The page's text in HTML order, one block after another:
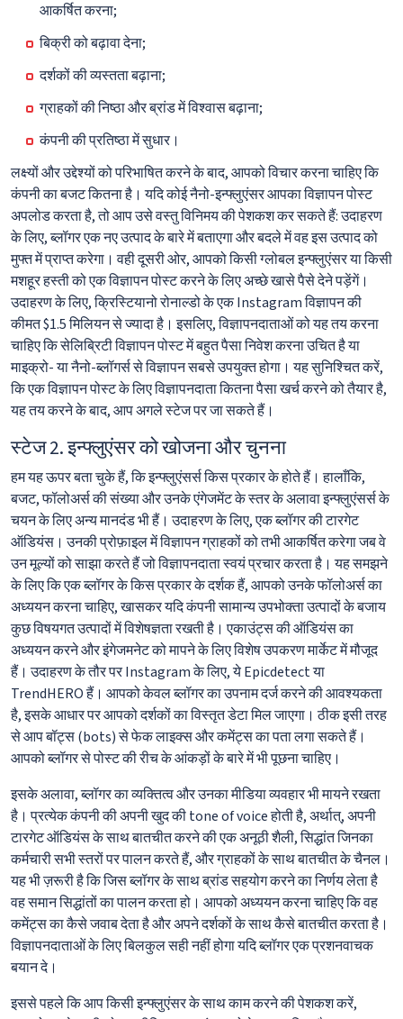
आकर्षित करना;
बिक्री को बढ़ावा देना;
दर्शकों की व्यस्तता बढ़ाना;
ग्राहकों की निष्ठा और ब्रांड में विश्वास बढ़ाना;
कंपनी की प्रतिष्ठा में सुधार।
लक्ष्यों और उद्देश्यों को परिभाषित करने के बाद, आपको विचार करना चाहिए कि
कंपनी का बजट कितना है। यदि कोई नैनो-इन्फ्लुएंसर आपका विज्ञापन पोस्ट
अपलोड करता है, तो आप उसे वस्तु विनिमय की पेशकश कर सकते हैं: उदाहरण
के लिए, ब्लॉगर एक नए उत्पाद के बारे में बताएगा और बदले में वह इस उत्पाद को
मुफ्त में प्राप्त करेगा। वही दूसरी ओर, आपको किसी ग्लोबल इन्फ्लुएंसर या किसी
मशहूर हस्ती को एक विज्ञापन पोस्ट करने के लिए अच्छे खासे पैसे देने पड़ेंगें।
उदाहरण के लिए, क्रिस्टियानो रोनाल्डो के एक Instagram विज्ञापन की
कीमत $1.5 मिलियन से ज्यादा है। इसलिए, विज्ञापनदाताओं को यह तय करना
चाहिए कि सेलिब्रिटी विज्ञापन पोस्ट में बहुत पैसा निवेश करना उचित है या
माइक्रो- या नैनो-ब्लॉगर्स से विज्ञापन सबसे उपयुक्त होगा। यह सुनिश्चित करें,
कि एक विज्ञापन पोस्ट के लिए विज्ञापनदाता कितना पैसा खर्च करने को तैयार है,
यह तय करने के बाद, आप अगले स्टेज पर जा सकते हैं।
स्टेज 2. इन्फ्लुएंसर को खोजना और चुनना
हम यह ऊपर बता चुके हैं, कि इन्फ्लुएंसर्स किस प्रकार के होते हैं। हालाँकि,
बजट, फॉलोअर्स की संख्या और उनके एंगेजमेंट के स्तर के अलावा इन्फ्लुएंसर्स के
चयन के लिए अन्य मानदंड भी हैं। उदाहरण के लिए, एक ब्लॉगर की टारगेट
ऑडियंस। उनकी प्रोफ़ाइल में विज्ञापन ग्राहकों को तभी आकर्षित करेगा जब वे
उन मूल्यों को साझा करते हैं जो विज्ञापनदाता स्वयं प्रचार करता है। यह समझने
के लिए कि एक ब्लॉगर के किस प्रकार के दर्शक हैं, आपको उनके फॉलोअर्स का
अध्ययन करना चाहिए, खासकर यदि कंपनी सामान्य उपभोक्ता उत्पादों के बजाय
कुछ विषयगत उत्पादों में विशेषज्ञता रखती है। एकाउंट्स की ऑडियंस का
अध्ययन करने और इंगेजमनेट को मापने के लिए विशेष उपकरण मार्केट में मौजूद
हैं। उदाहरण के तौर पर Instagram के लिए, ये Epicdetect या
TrendHERO हैं। आपको केवल ब्लॉगर का उपनाम दर्ज करने की आवश्यकता
है, इसके आधार पर आपको दर्शकों का विस्तृत डेटा मिल जाएगा। ठीक इसी तरह
से आप बॉट्स (bots) से फेक लाइक्स और कमेंट्स का पता लगा सकते हैं।
आपको ब्लॉगर से पोस्ट की रीच के आंकड़ों के बारे में भी पूछना चाहिए।
इसके अलावा, ब्लॉगर का व्यक्तित्व और उनका मीडिया व्यवहार भी मायने रखता
है। प्रत्येक कंपनी की अपनी खुद की tone of voice होती है, अर्थात्, अपनी
टारगेट ऑडियंस के साथ बातचीत करने की एक अनूठी शैली, सिद्धांत जिनका
कर्मचारी सभी स्तरों पर पालन करते हैं, और ग्राहकों के साथ बातचीत के चैनल।
यह भी ज़रूरी है कि जिस ब्लॉगर के साथ ब्रांड सहयोग करने का निर्णय लेता है
वह समान सिद्धांतों का पालन करता हो। आपको अध्ययन करना चाहिए कि वह
कमेंट्स का कैसे जवाब देता है और अपने दर्शकों के साथ कैसे बातचीत करता है।
विज्ञापनदाताओं के लिए बिलकुल सही नहीं होगा यदि ब्लॉगर एक प्रशनवाचक
बयान दे।
इससे पहले कि आप किसी इन्फ्लुएंसर के साथ काम करने की पेशकश करें,